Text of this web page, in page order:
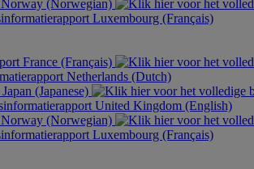
Norway (Norwegian)
Luxembourg (Français)
France (Français)
Netherlands (Dutch)
Japan (Japanese)
United Kingdom (English)
Norway (Norwegian)
Luxembourg (Français)